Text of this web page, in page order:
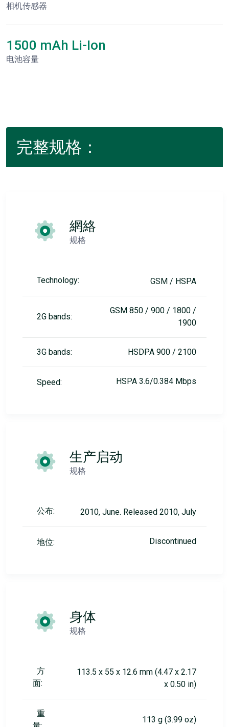
相机传感器
1500 mAh Li-Ion
电池容量
完整规格：
網絡
规格
Technology: GSM / HSPA
2G bands:
GSM 850 / 900 / 1800 /
1900
3G bands: HSDPA 900 / 2100
Speed: HSPA 3.6/0.384 Mbps
生产启动
规格
公布: 2010, June. Released 2010, July
地位: Discontinued
身体
规格
方
面:
113.5 x 55 x 12.6 mm (4.47 x 2.17
x 0.50 in)
重
113 g (3.99 oz)